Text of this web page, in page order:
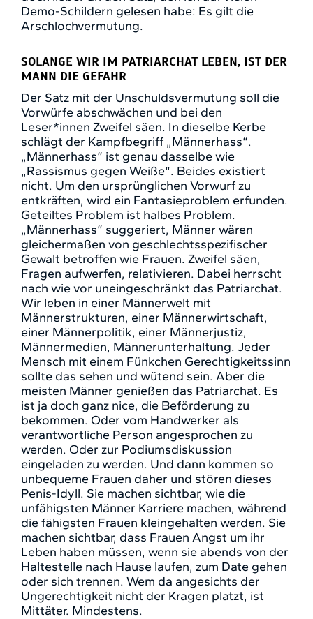
Demo-Schildern gelesen habe: Es gilt die
Arschlochvermutung.
SOLANGE WIR IM PATRIARCHAT LEBEN, IST DER
MANN DIE GEFAHR
Der Satz mit der Unschuldsvermutung soll die
Vorwürfe abschwächen und bei den
Leser*innen Zweifel säen. In dieselbe Kerbe
schlägt der Kampfbegriff „Männerhass“.
„Männerhass“ ist genau dasselbe wie
„Rassismus gegen Weiße“. Beides existiert
nicht. Um den ursprünglichen Vorwurf zu
entkräften, wird ein Fantasieproblem erfunden.
Geteiltes Problem ist halbes Problem.
„Männerhass“ suggeriert, Männer wären
gleichermaßen von geschlechtsspezifischer
Gewalt betroffen wie Frauen. Zweifel säen,
Fragen aufwerfen, relativieren. Dabei herrscht
nach wie vor uneingeschränkt das Patriarchat.
Wir leben in einer Männerwelt mit
Männerstrukturen, einer Männerwirtschaft,
einer Männerpolitik, einer Männerjustiz,
Männermedien, Männerunterhaltung. Jeder
Mensch mit einem Fünkchen Gerechtigkeitssinn
sollte das sehen und wütend sein. Aber die
meisten Männer genießen das Patriarchat. Es
ist ja doch ganz nice, die Beförderung zu
bekommen. Oder vom Handwerker als
verantwortliche Person angesprochen zu
werden. Oder zur Podiumsdiskussion
eingeladen zu werden. Und dann kommen so
unbequeme Frauen daher und stören dieses
Penis-Idyll. Sie machen sichtbar, wie die
unfähigsten Männer Karriere machen, während
die fähigsten Frauen kleingehalten werden. Sie
machen sichtbar, dass Frauen Angst um ihr
Leben haben müssen, wenn sie abends von der
Haltestelle nach Hause laufen, zum Date gehen
oder sich trennen. Wem da angesichts der
Ungerechtigkeit nicht der Kragen platzt, ist
Mittäter. Mindestens.